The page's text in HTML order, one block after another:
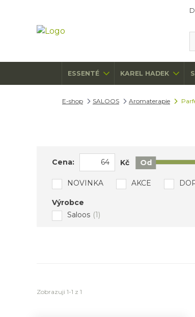
ESSENTÉ KAREL HADEK
E-shop SALOOS Aromaterapie
Cena: Kč Od
NOVINKA AKCE
Výrobce
Saloos (1)
Zobrazuji 1-1 z 1